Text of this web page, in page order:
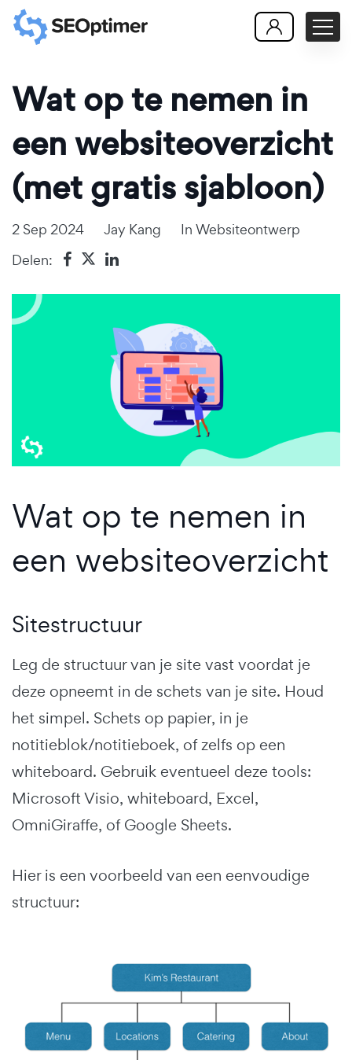
Wat op te nemen in
een websiteoverzicht
(met gratis sjabloon)
2 Sep 2024 Jay Kang In Websiteontwerp
Delen:
Wat op te nemen in
een websiteoverzicht
Sitestructuur
Leg de structuur van je site vast voordat je
deze opneemt in de schets van je site. Houd
het simpel. Schets op papier, in je
notitieblok/notitieboek, of zelfs op een
whiteboard. Gebruik eventueel deze tools:
Microsoft Visio, whiteboard, Excel,
OmniGiraffe, of Google Sheets.
Hier is een voorbeeld van een eenvoudige
structuur: